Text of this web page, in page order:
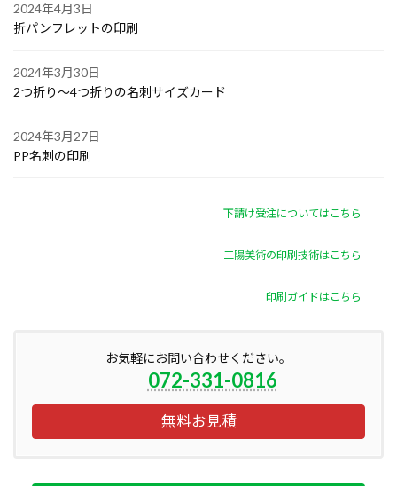
2024年4月3日
折パンフレットの印刷
2024年3月30日
2つ折り～4つ折りの名刺サイズカード
2024年3月27日
PP名刺の印刷
下請け受注についてはこちら
三陽美術の印刷技術はこちら
印刷ガイドはこちら
お気軽にお問い合わせください。
072-331-0816
無料お見積